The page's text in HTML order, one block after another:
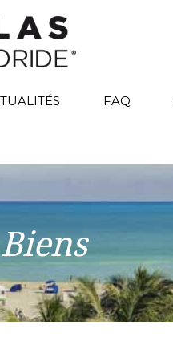
FAQ
Biens